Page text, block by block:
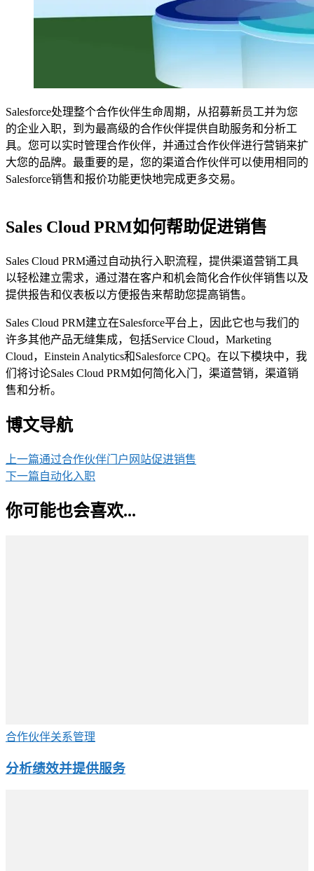
Salesforce处理整个合作伙伴生命周期，从招募新员工并为您
的企业入职，到为最高级的合作伙伴提供自助服务和分析工
具。您可以实时管理合作伙伴，并通过合作伙伴进行营销来扩
大您的品牌。最重要的是，您的渠道合作伙伴可以使用相同的
Salesforce销售和报价功能更快地完成更多交易。
Sales Cloud PRM如何帮助促进销售
Sales Cloud PRM通过自动执行入职流程，提供渠道营销工具
以轻松建立需求，通过潜在客户和机会简化合作伙伴销售以及
提供报告和仪表板以方便报告来帮助您提高销售。
Sales Cloud PRM建立在Salesforce平台上，因此它也与我们的
许多其他产品无缝集成，包括Service Cloud，Marketing
Cloud，Einstein Analytics和Salesforce CPQ。在以下模块中，我
们将讨论Sales Cloud PRM如何简化入门，渠道营销，渠道销
售和分析。
博文导航
上一篇通过合作伙伴门户网站促进销售
下一篇自动化入职
你可能也会喜欢...
合作伙伴关系管理
分析绩效并提供服务